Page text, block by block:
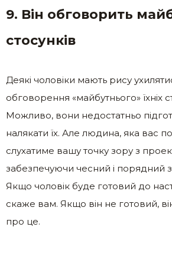
9. Він обговорить
стосунків
Деякі чоловіки мають рису
обговорення «майбутнього» їхніх
Можливо, вони недостатньо
налякати їх. Але людина, яка вас
слухатиме вашу точку зору з
забезпечуючи чесний і порядний
Якщо чоловік буде готовий до
скаже вам. Якщо він не готовий,
про це.